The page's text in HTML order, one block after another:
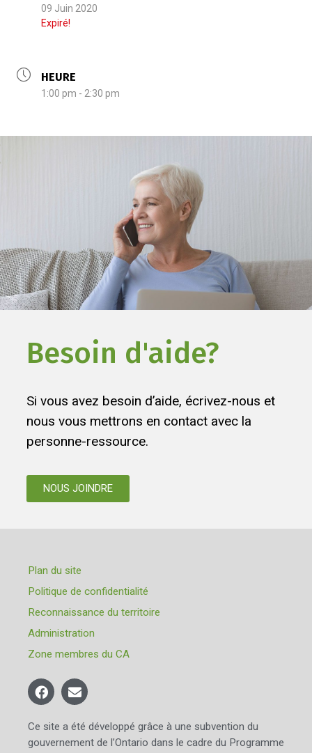
09 Juin 2020
Expiré!
HEURE
1:00 pm - 2:30 pm
Besoin d'aide?
Si vous avez besoin d’aide, écrivez-nous et
nous vous mettrons en contact avec la
personne-ressource.
NOUS JOINDRE
Plan du site
Politique de confidentialité
Reconnaissance du territoire
Administration
Zone membres du CA
Ce site a été développé grâce à une subvention du
gouvernement de l’Ontario dans le cadre du Programme